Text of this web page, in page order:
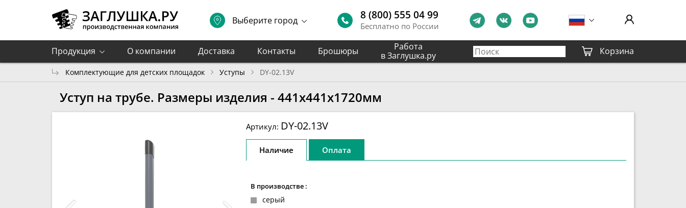
Выберите город 8 (800) 555 04 99
Бесплатно по России
Продукция О компании Доставка Контакты Брошюры
Работа
в Заглушка.ру
Корзина
Комплектующие для детских площадок Уступы DY-02.13V
Уступ на трубе. Размеры изделия - 441х441х1720мм
Артикул: DY-02.13V
Наличие Оплата
В производстве :
серый